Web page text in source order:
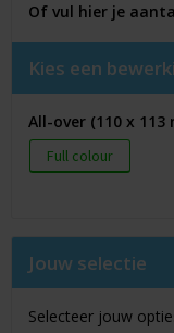
Of vul hier je
Kies een
All-over (110 x 113
Full colour
Jouw selectie
Selecteer jouw